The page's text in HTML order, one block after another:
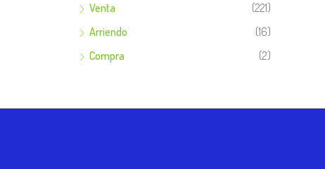
Venta
(221)
Arriendo
(16)
Compra
(2)